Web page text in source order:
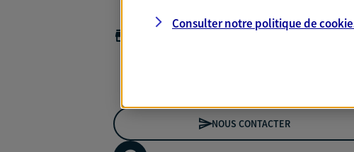
Horaires :Fermé
NOUS CONTACTER
Consulter notre politique de